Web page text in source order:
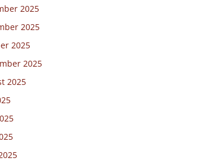
2025
2025
2025
2025
2025